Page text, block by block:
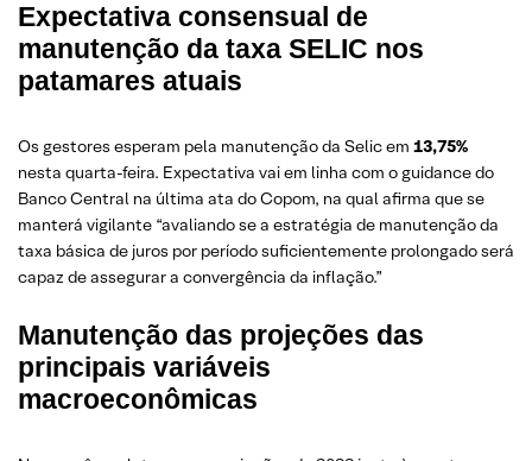
Expectativa consensual de
manutenção da taxa SELIC nos
patamares atuais
Os gestores esperam pela manutenção da Selic em 13,75%
nesta quarta-feira. Expectativa vai em linha com o guidance do
Banco Central na última ata do Copom, na qual afirma que se
manterá vigilante “avaliando se a estratégia de manutenção da
taxa básica de juros por período suficientemente prolongado será
capaz de assegurar a convergência da inflação.”
Manutenção das projeções das
principais variáveis
macroeconômicas